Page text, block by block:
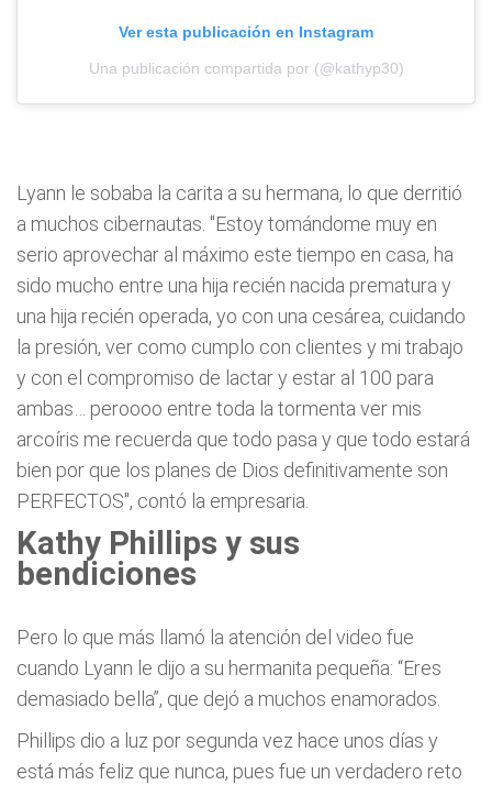
Ver esta publicación en Instagram
Una publicación compartida por (@kathyp30)
Lyann le sobaba la carita a su hermana, lo que derritió
a muchos cibernautas. "Estoy tomándome muy en
serio aprovechar al máximo este tiempo en casa, ha
sido mucho entre una hija recién nacida prematura y
una hija recién operada, yo con una cesárea, cuidando
la presión, ver como cumplo con clientes y mi trabajo
y con el compromiso de lactar y estar al 100 para
ambas… peroooo entre toda la tormenta ver mis
arcoíris me recuerda que todo pasa y que todo estará
bien por que los planes de Dios definitivamente son
PERFECTOS", contó la empresaria.
Kathy Phillips y sus
bendiciones
Pero lo que más llamó la atención del video fue
cuando Lyann le dijo a su hermanita pequeña: “Eres
demasiado bella”, que dejó a muchos enamorados.
Phillips dio a luz por segunda vez hace unos días y
está más feliz que nunca, pues fue un verdadero reto